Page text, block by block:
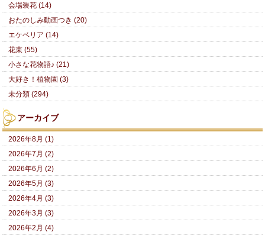
会場装花 (14)
おたのしみ動画つき (20)
エケベリア (14)
花束 (55)
小さな花物語♪ (21)
大好き！植物園 (3)
未分類 (294)
アーカイブ
2026年8月 (1)
2026年7月 (2)
2026年6月 (2)
2026年5月 (3)
2026年4月 (3)
2026年3月 (3)
2026年2月 (4)